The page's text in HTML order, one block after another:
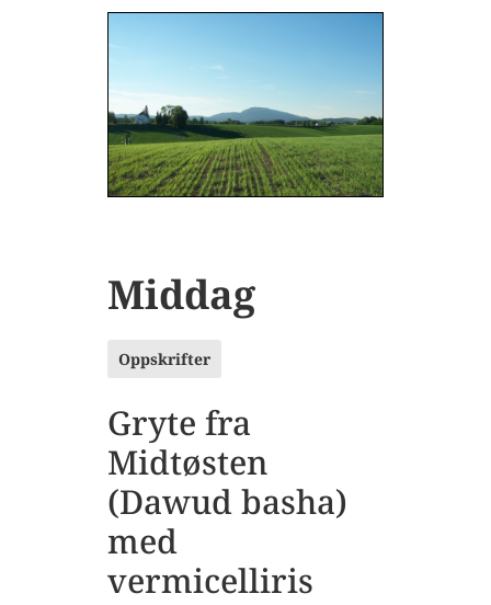
Middag
Oppskrifter
Gryte fra
Midtøsten
(Dawud basha)
med
vermicelliris